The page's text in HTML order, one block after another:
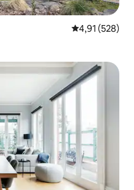
4,91 av 5 i
4,91 (528)